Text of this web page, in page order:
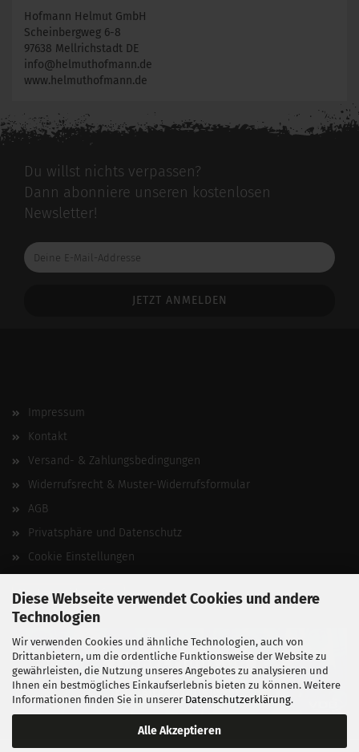
Diese Webseite verwendet Cookies und andere
Technologien
Wir verwenden Cookies und ähnliche Technologien, auch von
Drittanbietern, um die ordentliche Funktionsweise der Website zu
gewährleisten, die Nutzung unseres Angebotes zu analysieren und
Ihnen ein bestmögliches Einkaufserlebnis bieten zu können. Weitere
Informationen finden Sie in unserer Datenschutzerklärung.
Alle Akzeptieren
Hofmann Helmut GmbH
Scheinbergweg 6-8
97638 Mellrichstadt DE
info@helmuthofmann.de
www.helmuthofmann.de
Du willst nichts verpassen?
Dann abonniere unseren kostenlosen
Newsletter!
Deine
E-
Impressum
Kontakt
Versand- & Zahlungsbedingungen
Widerrufsrecht & Muster-Widerrufsformular
AGB
Privatsphäre und Datenschutz
Cookie Einstellungen
Vertrag widerrufen